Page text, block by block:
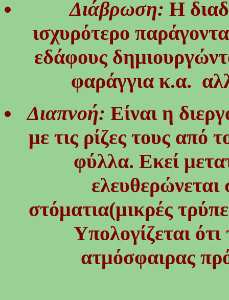
Διάβρωση: Η
ισχυρότερο
εδάφους
φαράγγια κ.α.
Διαπνοή: Είναι η
με τις ρίζες τους από
φύλλα. Εκεί
στόματια(μικρές
Υπολογίζεται
ατμόσφαιρας